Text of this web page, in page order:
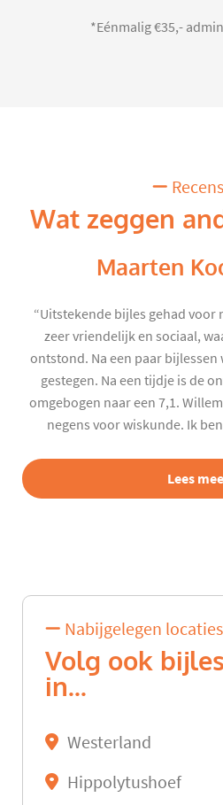
*Eénmalig €35,-
Wat zeggen
Maarten
“Uitstekende bijles gehad voor
zeer vriendelijk en sociaal,
ontstond. Na een paar
gestegen. Na een tijdje is de
omgebogen naar een 7,1.
negens voor wiskunde. Ik
Lees
Nabijgelegen locaties
Volg ook
in...
Westerland
Hippolytushoef